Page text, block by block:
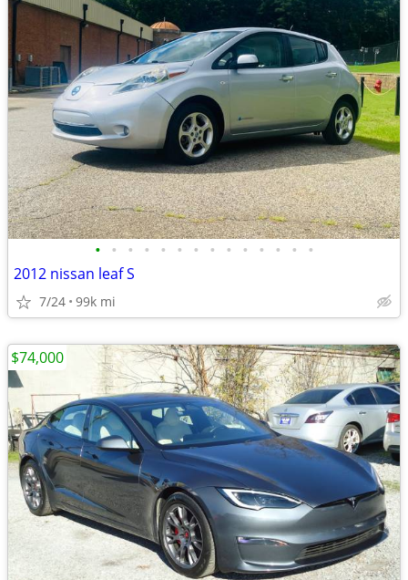
• • • • • • • • • • • • • •
2012 nissan leaf S
7/24 99k mi
$74,000